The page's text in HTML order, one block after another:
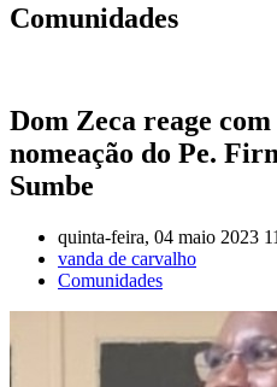
Comunidades
Dom Zeca reage com
nomeação do Pe.
Sumbe
quinta-feira, 04 maio 2023
vanda de carvalho
Comunidades